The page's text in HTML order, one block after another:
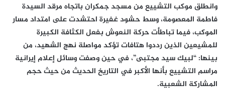
وانطلق موكب التشييع من مسجد جمكران باتجاه مرقد السيدة
فاطمة المعصومة، وسط حشود غفيرة احتشدت على امتداد مسار
الموكب، فيما تباطأت حركة النعوش بفعل الكثافة الكبيرة
للمشيعين الذين رددوا هتافات تؤكد مواصلة نهج الشهيد، من
بينها: “لبيك سيد مجتبى”، في حين وصفت وسائل إعلام إيرانية
مراسم التشييع بأنها الأكبر في التاريخ الحديث من حيث حجم
المشاركة الشعبية.